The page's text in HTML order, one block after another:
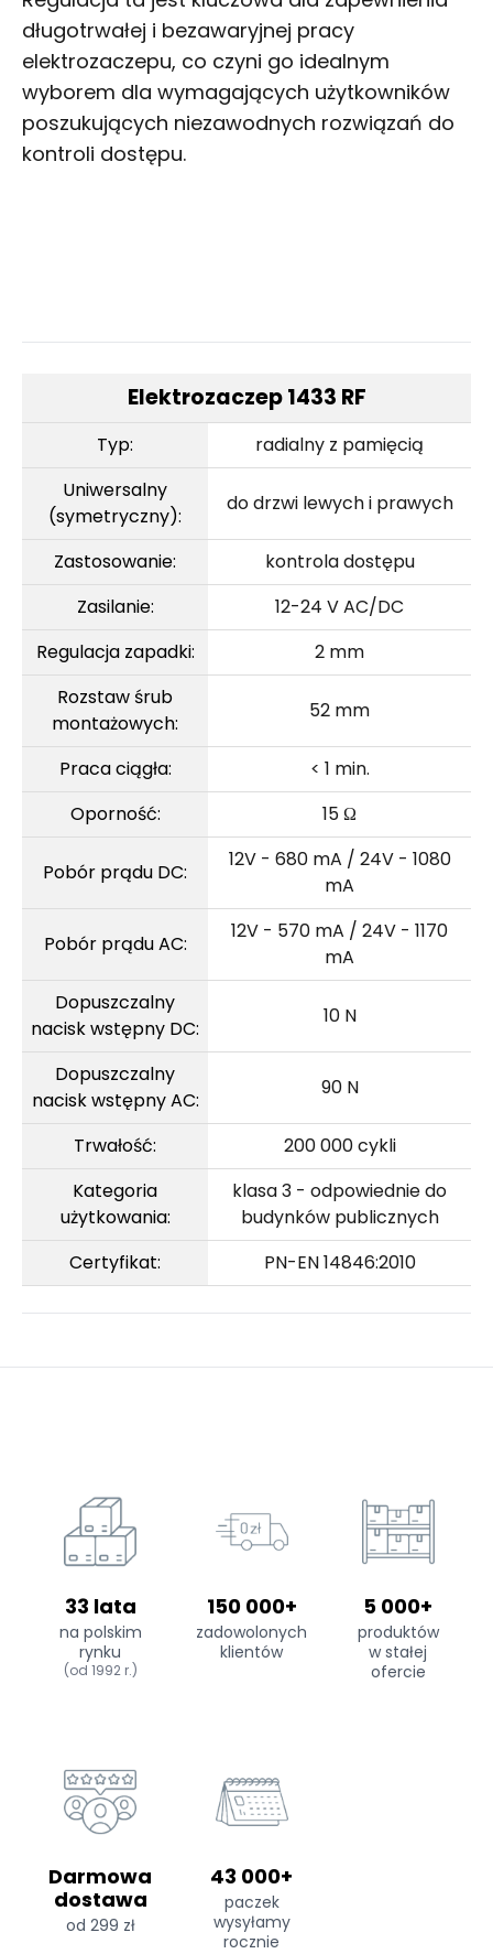
długotrwałej i bezawaryjnej pracy
elektrozaczepu, co czyni go idealnym
wyborem dla wymagających użytkowników
poszukujących niezawodnych rozwiązań do
kontroli dostępu.
Elektrozaczep 1433 RF
Typ:
radialny z pamięcią
Uniwersalny
(symetryczny):
do drzwi lewych i prawych
Zastosowanie:
kontrola dostępu
Zasilanie:
12-24 V AC/DC
Regulacja zapadki:
2 mm
Rozstaw śrub
montażowych:
52 mm
Praca ciągła:
< 1 min.
Oporność:
15 Ω
Pobór prądu DC:
12V - 680 mA / 24V - 1080
mA
Pobór prądu AC:
12V - 570 mA / 24V - 1170
mA
Dopuszczalny
nacisk wstępny DC:
10 N
Dopuszczalny
nacisk wstępny AC:
90 N
Trwałość:
200 000 cykli
Kategoria
użytkowania:
klasa 3 - odpowiednie do
budynków publicznych
Certyfikat:
PN-EN 14846:2010
33 lata
na polskim
rynku
(od 1992 r.)
150 000+
zadowolonych
klientów
5 000+
produktów
w stałej
ofercie
Darmowa
dostawa
od 299 zł
43 000+
paczek
wysyłamy
rocznie